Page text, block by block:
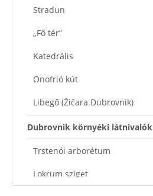
Stradun
„Fő tér”
Katedrális
Onofrió kút
Libegő (Žičara Dubrovnik)
Dubrovnik környéki látnivalók
Trstenói arborétum
Lokrum sziget